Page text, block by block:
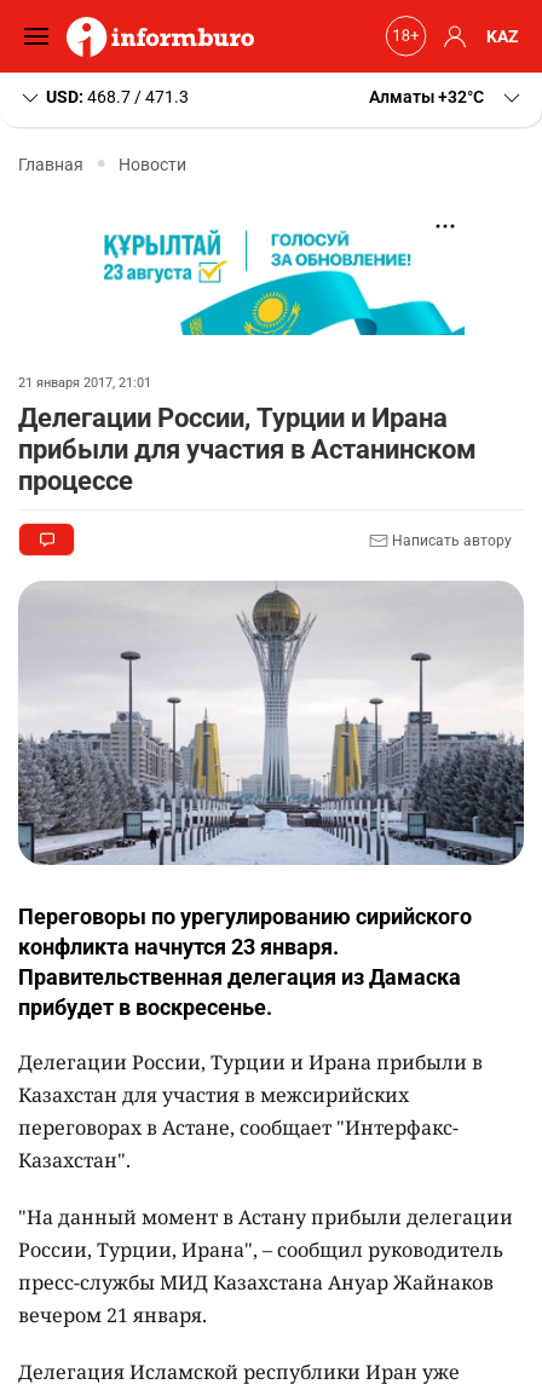
KAZ
USD: 468.7 / 471.3 Алматы+32 C
Главная Новости
21 января 2017, 21:01
Делегации России, Турции и Ирана
прибыли для участия в Астанинском
процессе
Написать автору
Переговоры по урегулированию сирийского
конфликта начнутся 23 января.
Правительственная делегация из Дамаска
прибудет в воскресенье.
Делегации России, Турции и Ирана прибыли в
Казахстан для участия в межсирийских
переговорах в Астане, сообщает "Интерфакс-
Казахстан".
"На данный момент в Астану прибыли делегации
России, Турции, Ирана", – сообщил руководитель
пресс-службы МИД Казахстана Ануар Жайнаков
вечером 21 января.
Делегация Исламской республики Иран уже